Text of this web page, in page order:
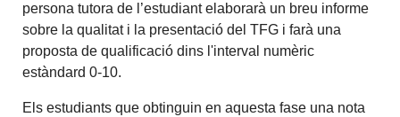
persona tutora de l’estudiant elaborarà un breu informe
sobre la qualitat i la presentació del TFG i farà una
proposta de qualificació dins l'interval numèric
estàndard 0-10.
Els estudiants que obtinguin en aquesta fase una nota